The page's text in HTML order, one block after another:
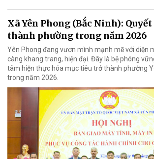
Xã Yên Phong (Bắc Ninh):
thành phường trong năm 2026
Yên Phong đang vươn mình mạnh mẽ với diện
càng khang trang, hiện đại. Đây là bệ phóng
tâm hiện thực hóa mục tiêu trở thành phường
trong năm 2026.